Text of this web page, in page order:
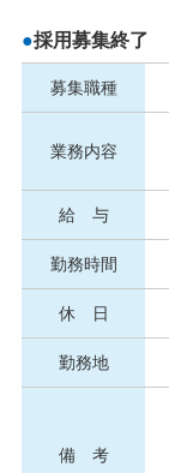
採用募集終了
募集職種
業務内容
給 与
勤務時間
休 日
勤務地
備 考